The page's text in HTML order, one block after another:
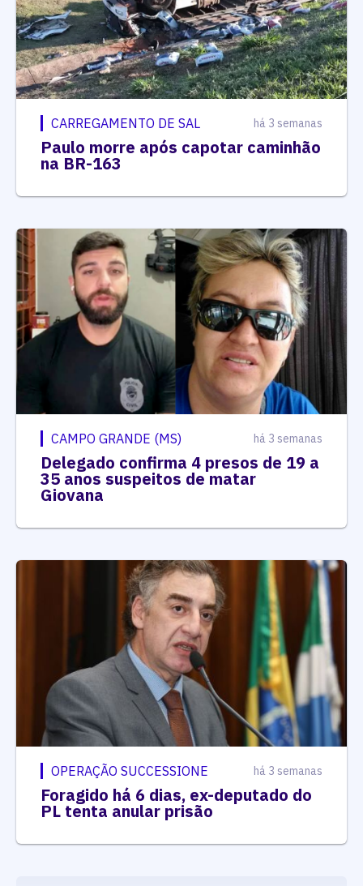
CARREGAMENTO DE SAL há 3 semanas
Paulo morre após capotar caminhão
na BR-163
CAMPO GRANDE (MS) há 3 semanas
Delegado confirma 4 presos de 19 a
35 anos suspeitos de matar
Giovana
OPERAÇÃO SUCCESSIONE há 3 semanas
Foragido há 6 dias, ex-deputado do
PL tenta anular prisão